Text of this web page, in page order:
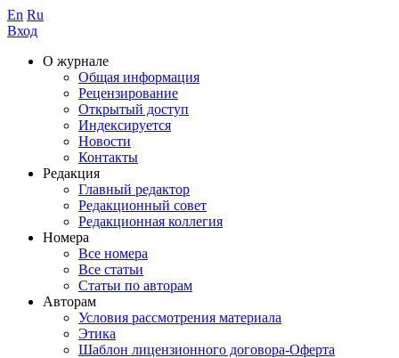
En Ru
Вход
О журнале
Общая информация
Рецензирование
Открытый доступ
Индексируется
Новости
Контакты
Редакция
Главный редактор
Редакционный совет
Редакционная коллегия
Номера
Все номера
Все статьи
Статьи по авторам
Авторам
Условия рассмотрения материала
Этика
Шаблон лицензионного договора-Оферта